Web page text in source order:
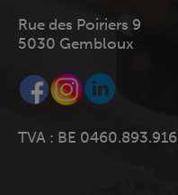
Rue des Poiriers 9
5030 Gembloux
TVA : BE 0460.893.916